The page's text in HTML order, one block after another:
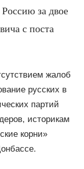
за двое
с поста
жалоб
русских в
партий
историкам
корни»